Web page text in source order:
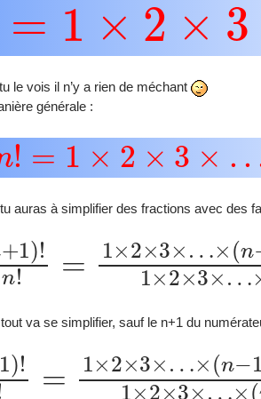
le vois il n’y a rien de méchant
générale :
!=1×2×3×…×(n−
auras à simplifier des fractions avec des
n+1)!n !=1×
(n ×(n−1)×n×(
×(n−2 )×(n
va se simplifier, sauf le n+1 du
(n+1)! n!=1×
n−1)×n ×(n+1
×(n −1)×n